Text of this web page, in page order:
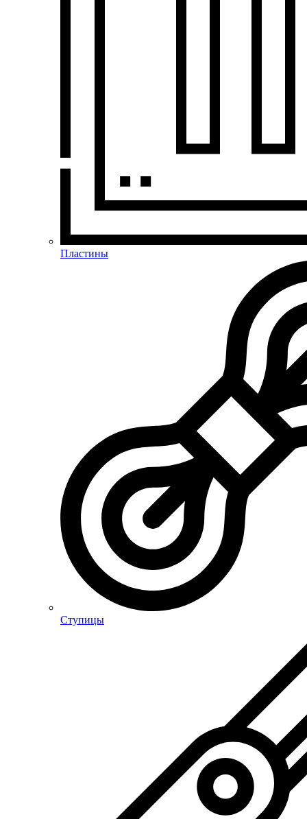
Пластины
Ступицы